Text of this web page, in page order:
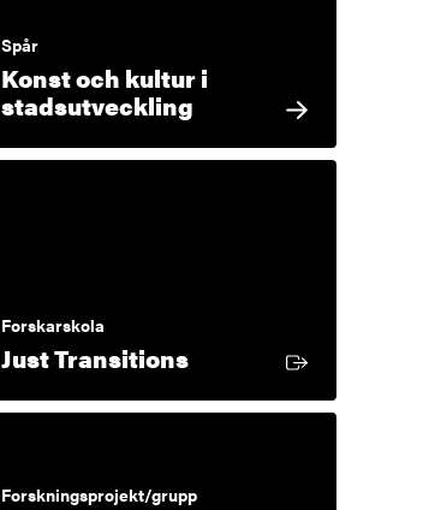
Spår
Konst och kultur i
stadsutveckling
Forskarskola
Just TransitionsExtern länk
Forskningsprojekt/grupp